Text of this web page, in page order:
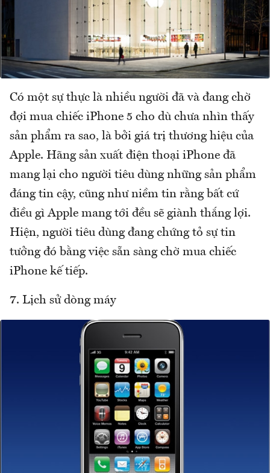
Có một sự thực là nhiều người đã và đang chờ
đợi mua chiếc iPhone 5 cho dù chưa nhìn thấy
sản phẩm ra sao, là bởi giá trị thương hiệu của
Apple. Hãng sản xuất điện thoại iPhone đã
mang lại cho người tiêu dùng những sản phẩm
đáng tin cậy, cũng như niềm tin rằng bất cứ
điều gì Apple mang tới đều sẽ giành thắng lợi.
Hiện, người tiêu dùng đang chứng tỏ sự tin
tưởng đó bằng việc sẵn sàng chờ mua chiếc
iPhone kế tiếp.
7. Lịch sử dòng máy